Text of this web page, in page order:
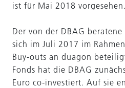
ist für Mai 2018 vorgesehen.
Der von der DBAG
sich im Juli 2017 im
Buy-outs an duagon
Fonds hat die DBAG
Euro co-investiert. Auf sie